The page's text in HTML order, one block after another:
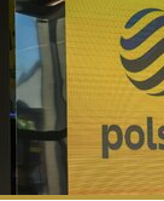
Maja Hyży
Wokalistka
Show-biznes